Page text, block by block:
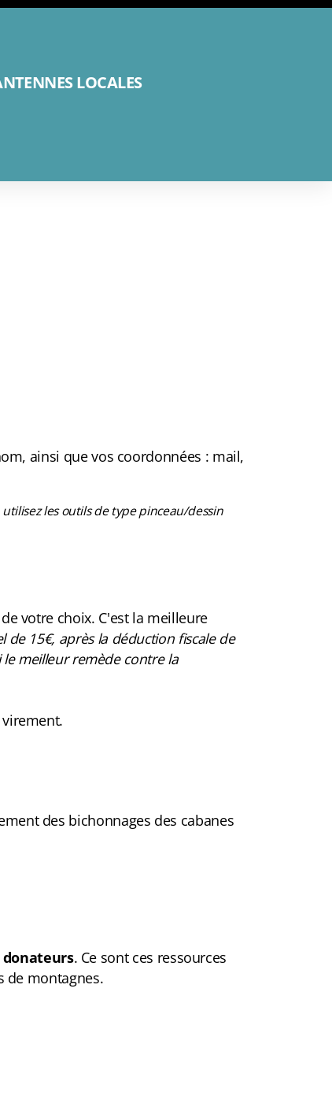
LOCALES
ainsi que vos coordonnées : mail,
utilisez les outils de type pinceau/dessin
votre choix. C'est la meilleure
15€, après la déduction fiscale de
meilleur remède contre la
des bichonnages des cabanes
. Ce sont ces ressources
de montagnes.